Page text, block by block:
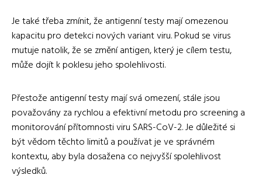
Je také třeba zmínit, že antigenní testy mají omezenou
kapacitu pro detekci nových variant viru. Pokud se virus
mutuje natolik, že se změní antigen, který je cílem testu,
může dojít k poklesu jeho spolehlivosti.
Přestože antigenní testy mají svá omezení, stále jsou
považovány za rychlou a efektivní metodu pro screening a
monitorování přítomnosti viru SARS-CoV-2. Je důležité si
být vědom těchto limitů a používat je ve správném
kontextu, aby byla dosažena co nejvyšší spolehlivost
výsledků.